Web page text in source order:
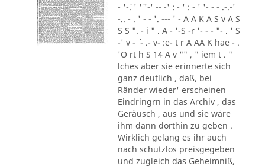
- '-´. ' '´ '-' -- -' : - ' : - ' '- - - .-.-'
-.. - . ' - - '. --- ' - A A K A S v A S
S S ". - i " . A - '-S -r '- - - "- . ' S
-' v - ´ - .- v- :e- t r A AA K hae - .
'O rt h S 14 A v "" , " iem t . "
lches aber sie erinnerte sich
ganz deutlich , daß, bei
Ränder wieder' erscheinen
Eindringrn in das Archiv , das
Geräusch , aus und sie wäre
ihm dann dorthin zu geben .
Wirklich gelang es ihr auch
nach schutzlos preisgegeben
und zugleich das Geheimniß,